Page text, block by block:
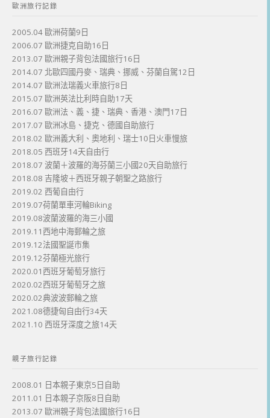
歐洲旅行記錄
2005.04 歐洲荷蘭9日
2006.07 歐洲捷克自助16日
2013.07 歐洲親子背包法國旅行16日
2014.07 北歐四國丹麥、瑞典、挪威、芬蘭自駕12日
2014.07 歐洲法瑞義火車旅行8日
2015.07 歐洲英法比利時自助17天
2016.07 歐洲法、義、捷、瑞典、香港、澳門17日
2017.07 歐洲冰島、捷克、德國自助旅行
2018.02 歐洲義大利、奧地利、瑞士10日火車慢旅
2018.05 西班牙14天自由行
2018.07 波蘭＋波羅的海芬蘭三小國20天自助旅行
2018.08 吉隆坡＋西班牙親子朝聖之路旅行
2019.02 西葡自由行
2019.07荷蘭單車河輪Biking
2019.08波蘭波羅的海三小國
2019.11西地中海郵輪之旅
2019.12法國聖誕市集
2019.12芬蘭極光旅行
2020.01西班牙葡萄牙旅行
2020.02西班牙葡萄牙之旅
2020.02典波波郵輪之旅
2021.08德捷匈自由行34天
2021.10 西班牙深度之旅14天
親子旅行記錄
2008.01 日本親子東京5日自助
2011.01 日本親子京阪8日自助
2013.07 歐洲親子背包法國旅行16日